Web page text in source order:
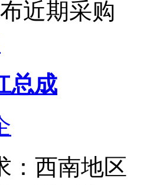
近期采购
总成
西南地区